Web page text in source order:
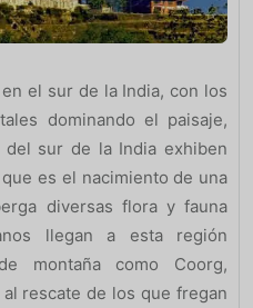
el sur de la India, con los
dominando el paisaje,
del sur de la India exhiben
es el nacimiento de una
diversas flora y fauna
llegan a esta región
montaña como Coorg,
rescate de los que fregan